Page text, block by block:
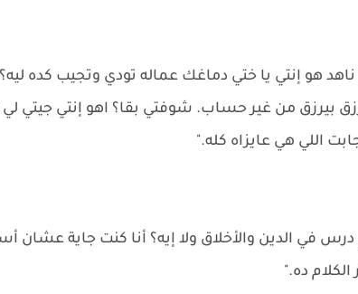
يا ناهد هو إنتي يا ختي دماغك عماله تودي وتجيب كده
بيرزق من غير حساب. شوفتي بقا؟ اهو إنتي جيتي لي
اللي هي عايزاه كله."
درس في الدين والأخلاق ولا إيه؟ أنا كنت جاية عشان
ده."